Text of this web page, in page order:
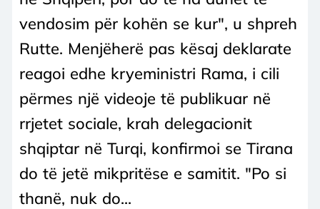
vendosim për kohën se kur", u shpreh
Rutte. Menjëherë pas kësaj deklarate
reagoi edhe kryeministri Rama, i cili
përmes një videoje të publikuar në
rrjetet sociale, krah delegacionit
shqiptar në Turqi, konfirmoi se Tirana
do të jetë mikpritëse e samitit. "Po si
thanë, nuk do...